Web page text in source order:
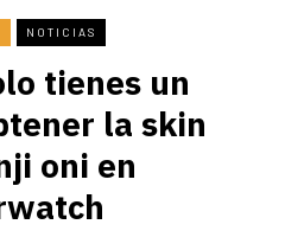
NOTICIAS
tienes un
la skin
oni en